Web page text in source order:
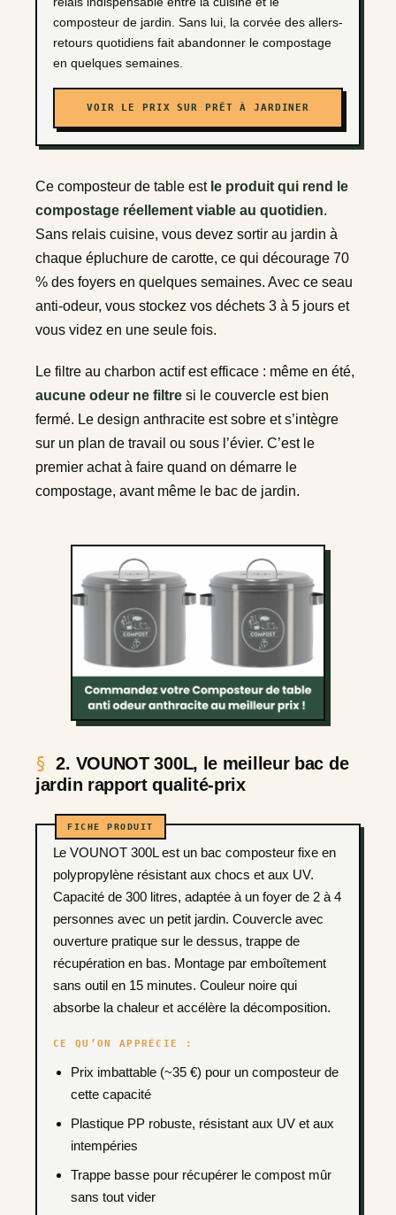
composteur de jardin. Sans lui, la corvée des allers-
retours quotidiens fait abandonner le compostage
en quelques semaines.
VOIR LE PRIX SUR PRÊT À JARDINER
Ce composteur de table est le produit qui rend le
compostage réellement viable au quotidien.
Sans relais cuisine, vous devez sortir au jardin à
chaque épluchure de carotte, ce qui décourage 70
% des foyers en quelques semaines. Avec ce seau
anti-odeur, vous stockez vos déchets 3 à 5 jours et
vous videz en une seule fois.
Le filtre au charbon actif est efficace : même en été,
aucune odeur ne filtre si le couvercle est bien
fermé. Le design anthracite est sobre et s’intègre
sur un plan de travail ou sous l’évier. C’est le
premier achat à faire quand on démarre le
compostage, avant même le bac de jardin.
2. VOUNOT 300L, le meilleur bac de
jardin rapport qualité-prix
Le VOUNOT 300L est un bac composteur fixe en
polypropylène résistant aux chocs et aux UV.
Capacité de 300 litres, adaptée à un foyer de 2 à 4
personnes avec un petit jardin. Couvercle avec
ouverture pratique sur le dessus, trappe de
récupération en bas. Montage par emboîtement
sans outil en 15 minutes. Couleur noire qui
absorbe la chaleur et accélère la décomposition.
CE QU’ON APPRÉCIE :
Prix imbattable (~35 €) pour un composteur de
cette capacité
Plastique PP robuste, résistant aux UV et aux
intempéries
Trappe basse pour récupérer le compost mûr
sans tout vider